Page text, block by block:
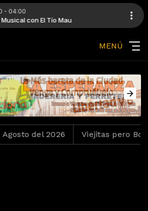
- 04:00
con El Tío Mau
Than Words
Academia con El Tío Mau
MENÚ
del 2026 Viejitas pero